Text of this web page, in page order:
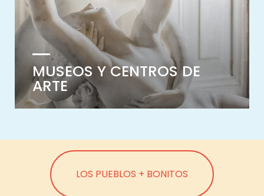
MUSEOS Y CENTROS DE
ARTE
LOS PUEBLOS + BONITOS